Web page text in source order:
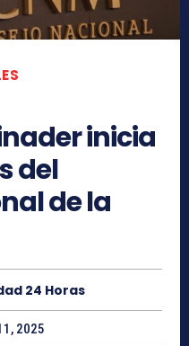
inicia
del
de la
24 Horas
2025